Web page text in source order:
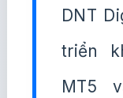
DNT
triển
MT5